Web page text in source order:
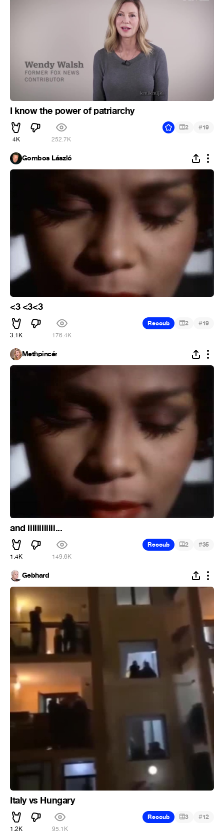
I know the power of patriarchy
4K 252.7K
2 #19
Gombos László
<3 <3<3
3.1K 176.4K
Recoub 2 #19
Methpincér
and iiiiiiiiiiii...
1.4K 149.6K
Recoub 2 #35
Gebhard
Italy vs Hungary
1.2K 95.1K
Recoub 3 #12